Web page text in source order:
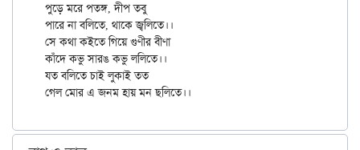
পুড়ে মরে পতঙ্গ, দীপ তবু
পারে না বলিতে, থাকে জ্বলিতে।।
সে কথা কইতে গিয়ে গুণীর বীণা
কাঁদে কভু সারঙ কভু ললিতে।।
যত বলিতে চাই লুকাই তত